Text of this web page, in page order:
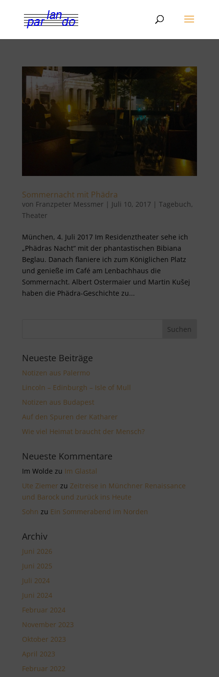
Sommernacht mit Phädra
von Franzpeter Messmer | Juli 10, 2017 | Tagebuch,
Theater
München, 4. Juli 2017 Im Residenztheater sehe ich
„Phädras Nacht“ mit der phantastischen Bibiana
Beglau. Danach flaniere ich zum Königlichen Platz
und genieße im Café am Lenbachhaus die
Sommernacht. Albert Ostermaier und Martin Kušej
haben die Phädra-Geschichte zu...
Neueste Beiträge
Notizen aus Palermo
Lincoln – Edinburgh – Isle of Mull
Notizen aus Budapest
Auf den Spuren der Katharer
Wie viel Heimat braucht der Mensch?
Neueste Kommentare
Im Wolde zu Im Glastal
Ute Ziemer zu Zeitreise in Münchner Renaissance
und Barock und zurück ins Heute
Sohn zu Ein Sommerabend im Norden
Archiv
Juni 2026
Juni 2025
Juli 2024
Juni 2024
Februar 2024
November 2023
Oktober 2023
April 2023
Februar 2022